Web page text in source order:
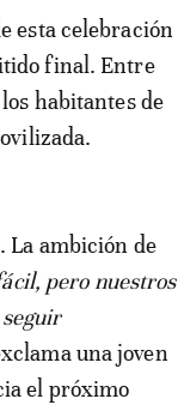
esta celebración
final. Entre
habitantes de
La ambición de
pero nuestros
una joven
el próximo